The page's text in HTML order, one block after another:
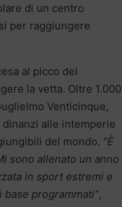
di un centro
per raggiungere
al picco del
la vetta. Oltre 1.000
Venticinque,
alle intemperie
del mondo. “È
sono allenato un anno
in sport estremi e
programmati”,